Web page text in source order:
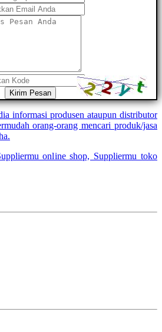
Kirim Pesan
informasi produsen ataupun distributor
orang-orang mencari produk/jasa
online shop, Suppliermu toko